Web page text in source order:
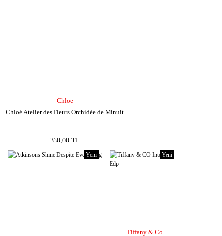
Chloe
Chloé Atelier des Fleurs Orchidée de Minuit
330,00 TL
Yeni Yeni
Tiffany & Co